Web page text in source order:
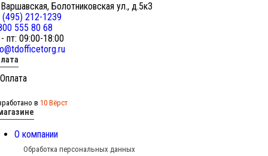
Болотниковская ул., д.5к3
(495) 212-1239
555 80 68
пт: 09:00-18:00
в 10 Вёрст
О компании
Обработка персональных данных